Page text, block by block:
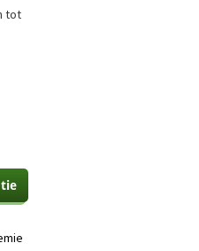
tot